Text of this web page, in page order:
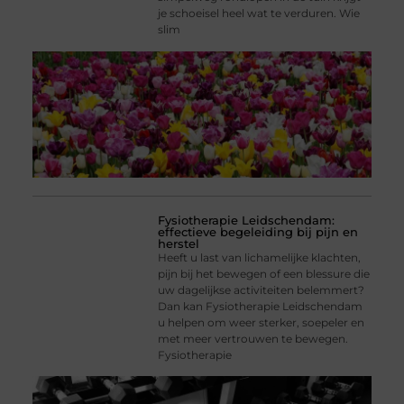
je schoeisel heel wat te verduren. Wie
slim
Fysiotherapie Leidschendam:
effectieve begeleiding bij pijn en
herstel
Heeft u last van lichamelijke klachten,
pijn bij het bewegen of een blessure die
uw dagelijkse activiteiten belemmert?
Dan kan Fysiotherapie Leidschendam
u helpen om weer sterker, soepeler en
met meer vertrouwen te bewegen.
Fysiotherapie